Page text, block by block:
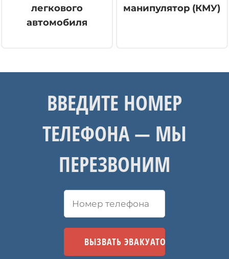
легкового
автомобиля
манипулятор (КМУ)
ВВЕДИТЕ НОМЕР
ТЕЛЕФОНА — МЫ
ПЕРЕЗВОНИМ